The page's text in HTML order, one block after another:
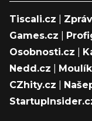
Tiscali.cz
Games.cz
Osobnosti.cz
Nedd.cz
CZhity.cz